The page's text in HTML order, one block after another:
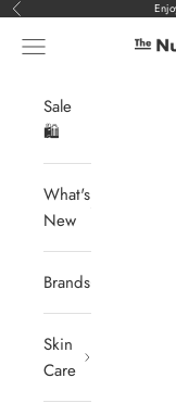
Vai al contenuto
Precedente
The
Menù
Sale
🛍️
What's
New
Brands
Skin
Care